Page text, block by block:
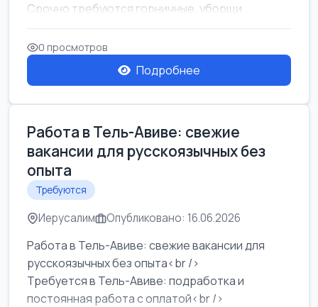
Срочно требуются горничные, уборщи...
0 просмотров
Подробнее
Работа в Тель-Авиве: свежие
вакансии для русскоязычных без
опыта
Требуются
Иерусалим Опубликовано: 16.06.2026
Работа в Тель-Авиве: свежие вакансии для
русскоязычных без опыта<br />
Требуется в Тель-Авиве: подработка и
постоянная работа с оплатой<br />